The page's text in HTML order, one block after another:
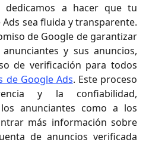
dedicamos a hacer que tu
sea fluida y transparente.
de Google de garantizar
y sus anuncios,
de verificación para todos
de Google Ads. Este proceso
y la confiabilidad,
anunciantes como a los
más información sobre
de anuncios verificada